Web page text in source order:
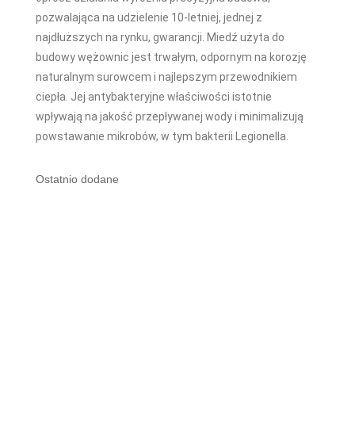
pozwalająca na udzielenie 10-letniej, jednej z
najdłuższych na rynku, gwarancji. Miedź użyta do
budowy wężownic jest trwałym, odpornym na korozję
naturalnym surowcem i najlepszym przewodnikiem
ciepła. Jej antybakteryjne właściwości istotnie
wpływają na jakość przepływanej wody i minimalizują
powstawanie mikrobów, w tym bakterii Legionella.
Ostatnio dodane